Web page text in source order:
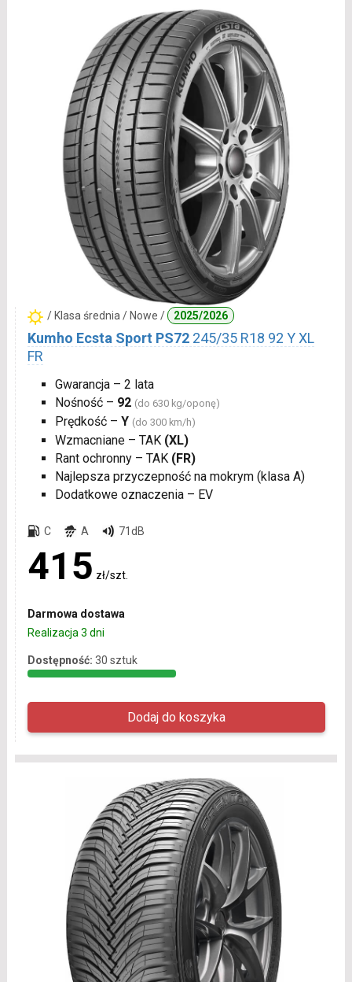
/ Klasa średnia / Nowe / 2025/2026
Kumho Ecsta Sport PS72 245/35 R18 92 Y XL
FR
Gwarancja – 2 lata
Nośność – 92 (do 630 kg/oponę)
Prędkość – Y (do 300 km/h)
Wzmacniane – TAK (XL)
Rant ochronny – TAK (FR)
Najlepsza przyczepność na mokrym (klasa A)
Dodatkowe oznaczenia – EV
C A 71dB
415 zł/szt.
Darmowa dostawa
Realizacja 3 dni
Dostępność: 30 sztuk